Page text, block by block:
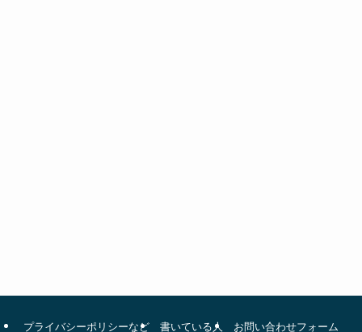
プライバシーポリシーなど 書いている人 お問い合わせフォーム